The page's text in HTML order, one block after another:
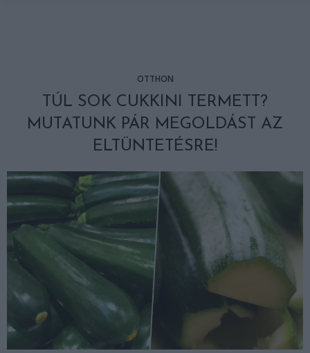
OTTHON
TÚL SOK CUKKINI TERMETT?
MUTATUNK PÁR MEGOLDÁST AZ
ELTÜNTETÉSRE!